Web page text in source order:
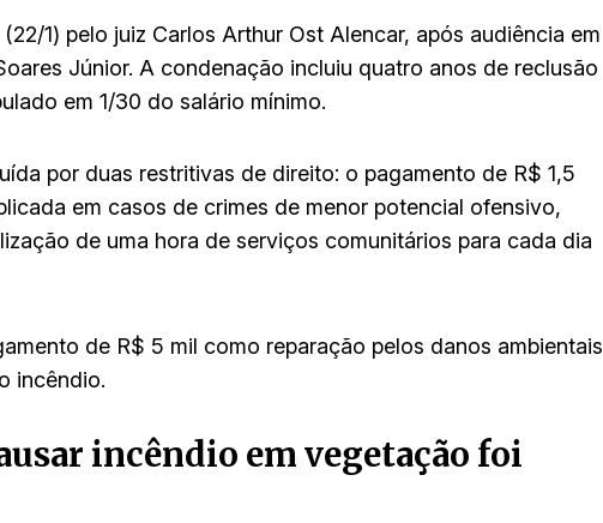
1) pelo juiz Carlos Arthur Ost Alencar, após audiência em
Júnior. A condenação incluiu quatro anos de reclusão
em 1/30 do salário mínimo.
por duas restritivas de direito: o pagamento de R$ 1,5
em casos de crimes de menor potencial ofensivo,
de uma hora de serviços comunitários para cada dia
de R$ 5 mil como reparação pelos danos ambientais
incêndio.
incêndio em vegetação foi